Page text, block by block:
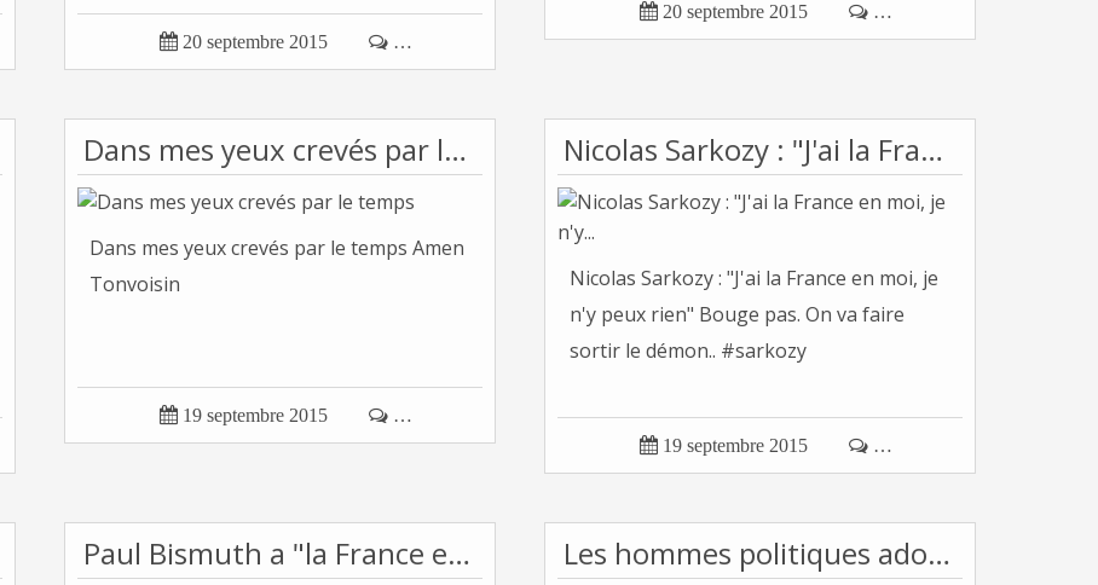
 20 septembre 2015  …
 20 septembre 2015  …
Dans mes yeux crevés par le temps
Dans mes yeux crevés par le temps Amen
Tonvoisin
 19 septembre 2015  …
Nicolas Sarkozy : "J'ai la France en moi, je n'y...
Nicolas Sarkozy : "J'ai la France en moi, je
n'y peux rien" Bouge pas. On va faire
sortir le démon.. #sarkozy
 19 septembre 2015  …
Paul Bismuth a "la France en lui" Les hommes politiques adorent se grandir en...